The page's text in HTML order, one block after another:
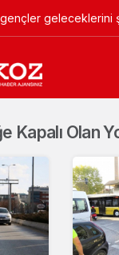
geleceklerini
Kapalı Olan